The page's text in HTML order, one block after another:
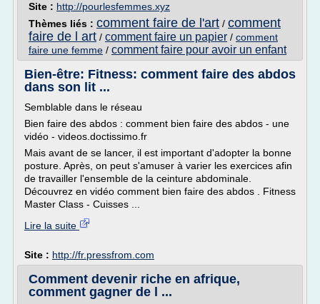
Site : http://pourlesfemmes.xyz
Thèmes liés : comment faire de l'art / comment
faire de l art / comment faire un papier / comment
faire une femme / comment faire pour avoir un enfant
Bien-être: Fitness: comment faire des abdos
dans son lit ...
Semblable dans le réseau
Bien faire des abdos : comment bien faire des abdos - une
vidéo - videos.doctissimo.fr
Mais avant de se lancer, il est important d'adopter la bonne
posture. Après, on peut s'amuser à varier les exercices afin
de travailler l'ensemble de la ceinture abdominale.
Découvrez en vidéo comment bien faire des abdos . Fitness
Master Class - Cuisses ...
Lire la suite
Site : http://fr.pressfrom.com
Comment devenir riche en afrique,
comment gagner de l ...